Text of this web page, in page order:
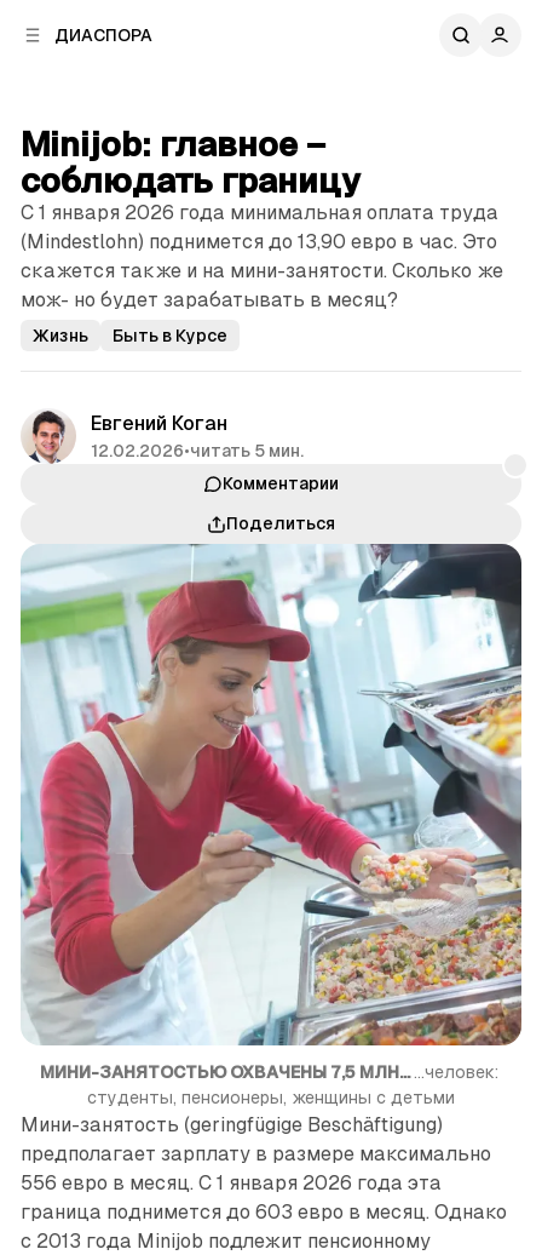
ДИАСПОРА
Minijob: главное –
соблюдать границу
С 1 января 2026 года минимальная оплата труда
(Mindestlohn) поднимется до 13,90 евро в час. Это
скажется также и на мини-занятости. Сколько же
мож- но будет зарабатывать в месяц?
Жизнь Быть в Курсе
Евгений Коган
12.02.2026•читать 5 мин.
Комментарии
Поделиться
МИНИ-ЗАНЯТОСТЬЮ ОХВАЧЕНЫ 7,5 МЛН......человек:
студенты, пенсионеры, женщины с детьми
Мини-занятость (geringfügige Beschäftigung)
предполагает зарплату в размере максимально
556 евро в месяц. С 1 января 2026 года эта
граница поднимется до 603 евро в месяц. Однако
с 2013 года Minijob подлежит пенсионному